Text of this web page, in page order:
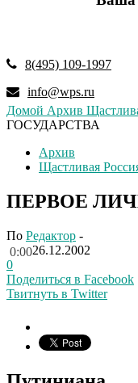
8(495) 109-1997
info@wps.ru
Домой Архив
ГОСУДАРСТВА
Архив
Щастливая
ПЕРВОЕ
По Редактор -
26.12.2002
0:00
0
Поделиться в Facebook
Твитнуть в Twitter